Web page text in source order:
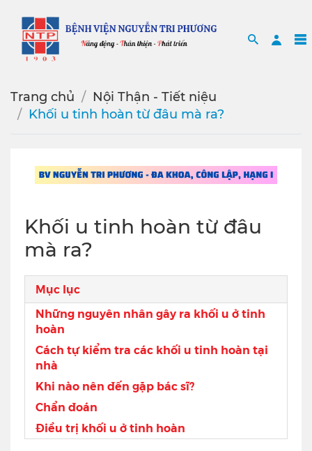
Search
Trang chủ
Nội Thận - Tiết niệu
Khối u tinh hoàn từ đâu mà ra?
Khối u tinh hoàn từ đâu
mà ra?
Mục lục
Những nguyên nhân gây ra khối u ở tinh
hoàn
Cách tự kiểm tra các khối u tinh hoàn tại
nhà
Khi nào nên đến gặp bác sĩ?
Chẩn đoán
Điều trị khối u ở tinh hoàn